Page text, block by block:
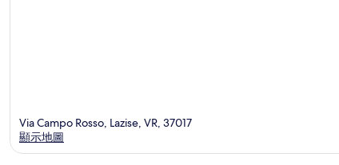
Via Campo Rosso, Lazise, VR, 37017
顯示地圖